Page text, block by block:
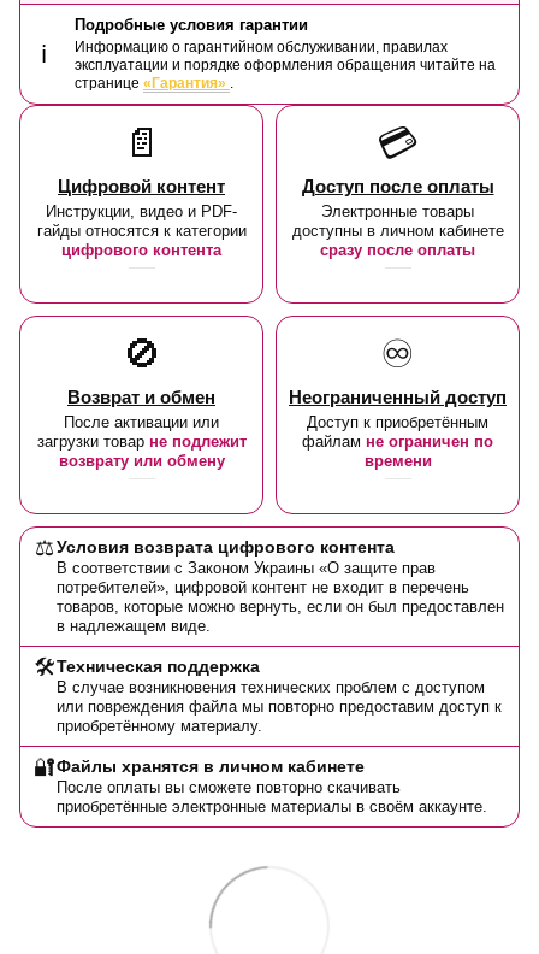
ℹ️
Подробные условия гарантии
Информацию о гарантийном обслуживании, правилах
эксплуатации и порядке оформления обращения читайте на
странице «Гарантия» .
📄
Цифровой контент
Инструкции, видео и PDF-
гайды относятся к категории
цифрового контента
💳
Доступ после оплаты
Электронные товары
доступны в личном кабинете
сразу после оплаты
🚫
Возврат и обмен
После активации или
загрузки товар не подлежит
возврату или обмену
♾️
Неограниченный доступ
Доступ к приобретённым
файлам не ограничен по
времени
⚖️Условия возврата цифрового контента
В соответствии с Законом Украины «О защите прав
потребителей», цифровой контент не входит в перечень
товаров, которые можно вернуть, если он был предоставлен
в надлежащем виде.
🛠️Техническая поддержка
В случае возникновения технических проблем с доступом
или повреждения файла мы повторно предоставим доступ к
приобретённому материалу.
🔐Файлы хранятся в личном кабинете
После оплаты вы сможете повторно скачивать
приобретённые электронные материалы в своём аккаунте.